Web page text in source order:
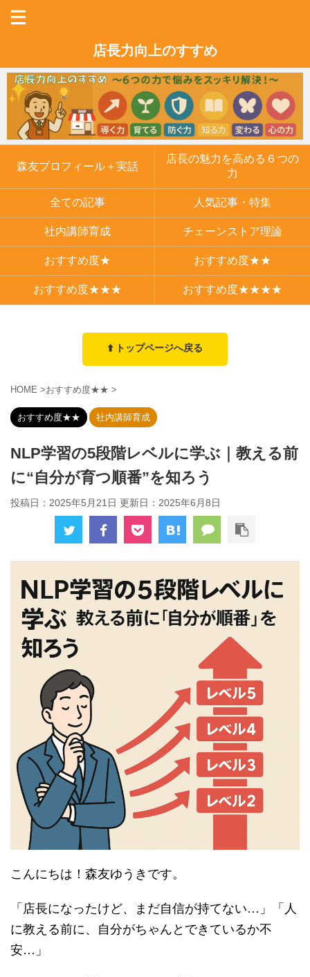
店長力向上のすすめ
森友プロフィール＋実話
店長の魅力を高める６つの
力
全ての記事 人気記事・特集
社内講師育成 チェーンストア理論
おすすめ度★ おすすめ度★★
おすすめ度★★★ おすすめ度★★★★
⬆️ トップページへ戻る
HOME >おすすめ度★★ >
おすすめ度★★ 社内講師育成
NLP学習の5段階レベルに学ぶ｜教える前
に“自分が育つ順番”を知ろう
投稿日：2025年5月21日 更新日： 2025年6月8日
こんにちは！森友ゆうきです。
「店長になったけど、まだ自信が持てない…」「人
に教える前に、自分がちゃんとできているか不
安…」